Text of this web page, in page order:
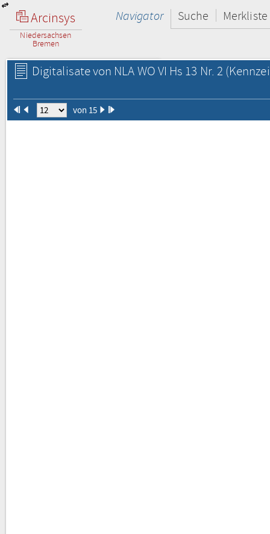
Arcinsys
Niedersachsen
Bremen
Navigator Suche Merkliste
Digitalisate von NLA WO VI Hs 13 Nr. 2
von 15